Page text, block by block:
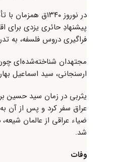
در نوروز
پیشنهادِ حائری یزدی برای
فراگیری دروس فلسفه، به
مجتهدان شناخته‌شده‌ای
ارسنجانی، سید اسماعیل
عراق سفر کرد و پس از آن
ضیاء عراقی از عالمان
شد.
وفات